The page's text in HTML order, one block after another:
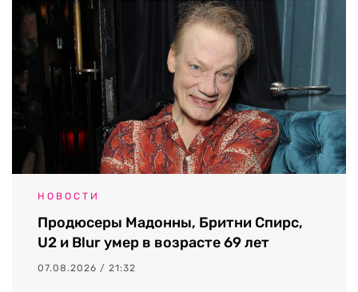
НОВОСТИ
Продюсеры Мадонны, Бритни Спирс,
U2 и Blur умер в возрасте 69 лет
07.08.2026 / 21:32